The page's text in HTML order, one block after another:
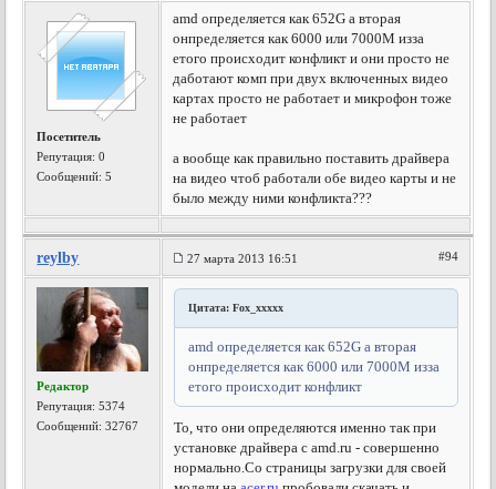
Посетитель
Репутация:0
Сообщений: 5
amd определяется как 652G а вторая
онпределяется как 6000 или 7000М изза
етого происходит конфликт и они просто не
даботают комп при двух включенных видео
картах просто не работает и микрофон тоже
не работает
а вообще как правильно поставить драйвера
на видео чтоб работали обе видео карты и не
было между ними конфликта???
reylby 27 марта 2013 16:51 #94
Редактор
Репутация:5374
Сообщений: 32767
Цитата: Fox_xxxxx
amd определяется как 652G а вторая
онпределяется как 6000 или 7000М изза
етого происходит конфликт
То, что они определяются именно так при
установке драйвера с amd.ru - совершенно
нормально.Со страницы загрузки для своей